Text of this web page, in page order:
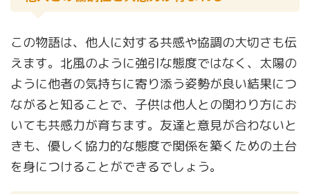
この物語は、他人に対する共感や協調の大切さも伝
えます。北風のように強引な態度ではなく、太陽の
ように他者の気持ちに寄り添う姿勢が良い結果につ
ながると知ることで、子供は他人との関わり方にお
いても共感力が育ちます。友達と意見が合わないと
きも、優しく協力的な態度で関係を築くための土台
を身につけることができるでしょう。